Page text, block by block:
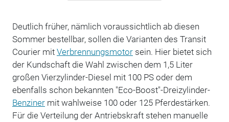
Deutlich früher, nämlich voraussichtlich ab diesen
Sommer bestellbar, sollen die Varianten des Transit
Courier mit Verbrennungsmotorsein. Hier bietet sich
der Kundschaft die Wahl zwischen dem 1,5 Liter
großen Vierzylinder-Diesel mit 100 PS oder dem
ebenfalls schon bekannten "Eco-Boost"-Dreizylinder-
Benzinermit wahlweise 100 oder 125 Pferdestärken.
Für die Verteilung der Antriebskraft stehen manuelle